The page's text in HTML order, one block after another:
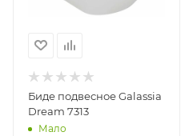
Биде подвесное Galassia
Dream 7313
Мало